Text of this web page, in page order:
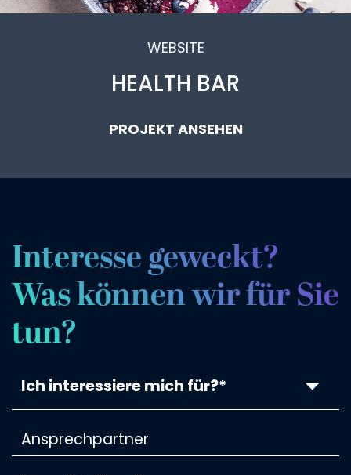
WEBSITE
HEALTH BAR
PROJEKT ANSEHEN
Interesse geweckt?
Was können wir für Sie
tun?
Ich interessiere mich für?*